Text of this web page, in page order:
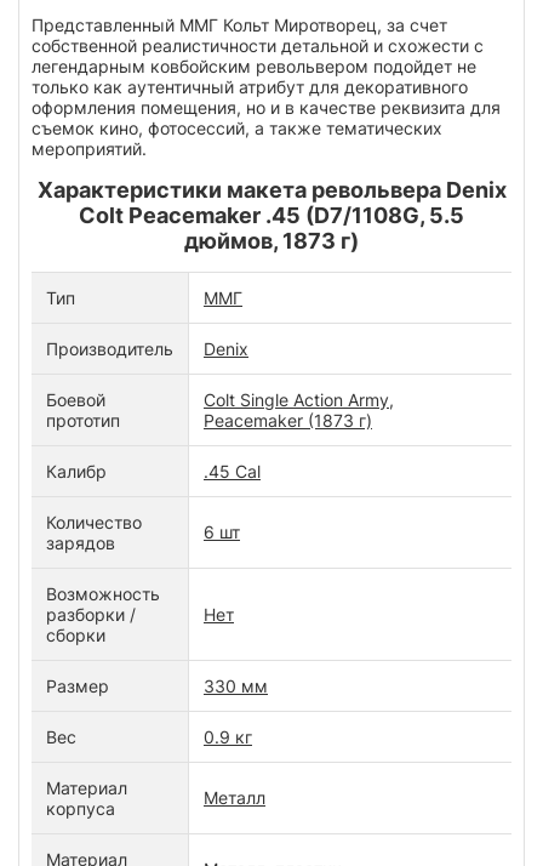
Представленный ММГ Кольт Миротворец, за счет
собственной реалистичности детальной и схожести с
легендарным ковбойским револьвером подойдет не
только как аутентичный атрибут для декоративного
оформления помещения, но и в качестве реквизита для
съемок кино, фотосессий, а также тематических
мероприятий.
Характеристики макета револьвера Denix
Colt Peacemaker .45 (D7/1108G, 5.5
дюймов, 1873 г)
Тип ММГ
Производитель Denix
Боевой
прототип
Colt Single Action Army,
Peacemaker (1873 г)
Калибр .45 Cal
Количество
зарядов
6 шт
Возможность
разборки /
сборки
Нет
Размер 330 мм
Вес 0.9 кг
Материал
корпуса
Металл
Материал